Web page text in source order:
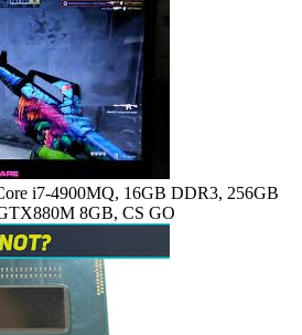
i7-4900MQ, 16GB DDR3, 256GB
8GB, CS GO